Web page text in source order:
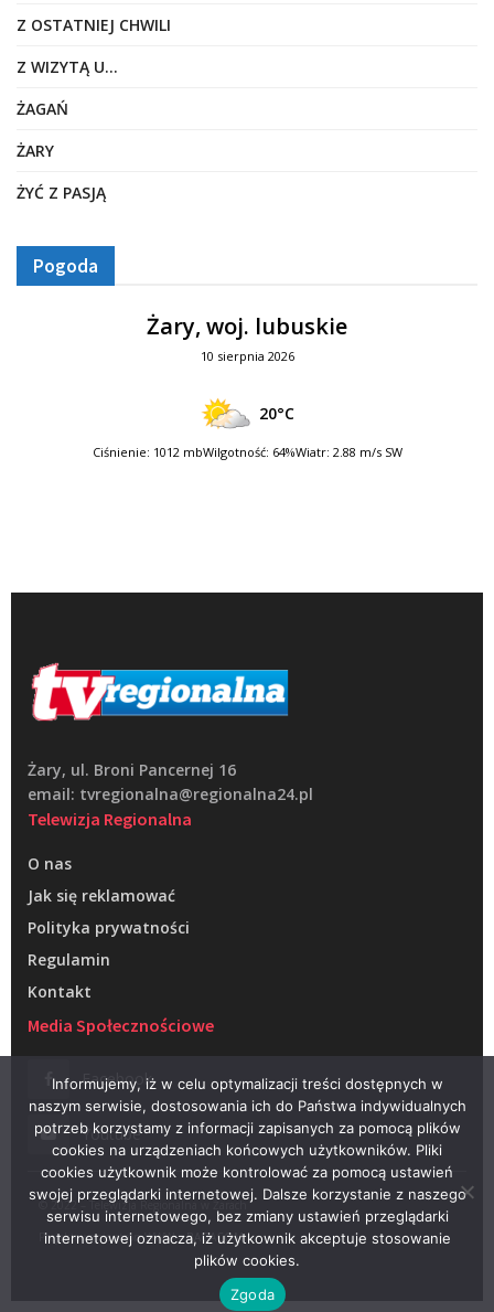
Z OSTATNIEJ CHWILI
Z WIZYTĄ U…
ŻAGAŃ
ŻARY
ŻYĆ Z PASJĄ
Pogoda
Żary, woj. lubuskie
10 sierpnia 2026
20°C
Ciśnienie: 1012 mbWilgotność: 64%Wiatr: 2.88 m/s SW
Żary, ul. Broni Pancernej 16
email: tvregionalna@regionalna24.pl
Telewizja Regionalna
O nas
Jak się reklamować
Polityka prywatności
Regulamin
Kontakt
Media Społecznościowe
Facebook
Youtube
© 2022 – Telewizja Regionalna w Żarach
Projektowanie stron WWW –RAGACOM
Informujemy, iż w celu optymalizacji treści dostępnych w
naszym serwisie, dostosowania ich do Państwa indywidualnych
potrzeb korzystamy z informacji zapisanych za pomocą plików
cookies na urządzeniach końcowych użytkowników. Pliki
cookies użytkownik może kontrolować za pomocą ustawień
swojej przeglądarki internetowej. Dalsze korzystanie z naszego
serwisu internetowego, bez zmiany ustawień przeglądarki
internetowej oznacza, iż użytkownik akceptuje stosowanie
plików cookies.
Zgoda